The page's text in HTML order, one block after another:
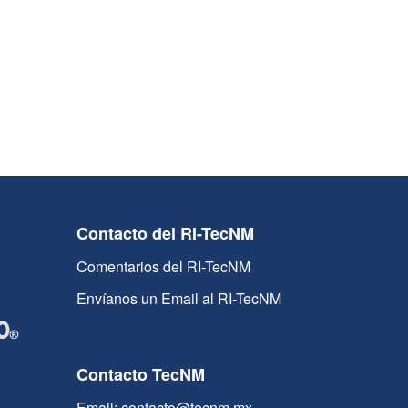
Contacto del RI-TecNM
Comentarios del RI-TecNM
Envíanos un Email al RI-TecNM
Contacto TecNM